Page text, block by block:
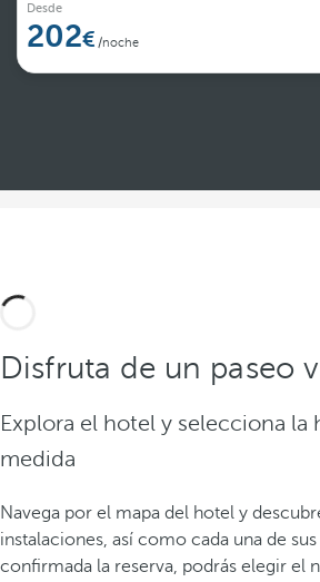
Desde
202 /noche
Disfruta de un paseo
Explora el hotel y selecciona la
medida
Navega por el mapa del hotel y
instalaciones, así como cada una de
confirmada la reserva, podrás elegir el